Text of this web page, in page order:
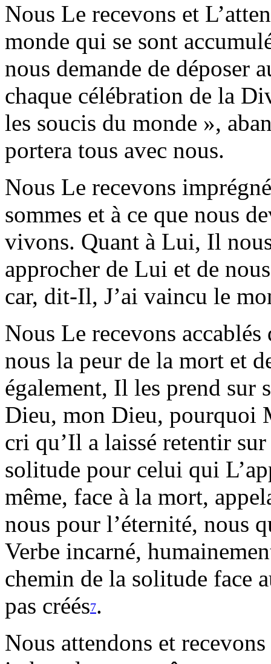
Nous Le recevons et
monde qui se sont
nous demande de déposer
chaque célébration de la
les soucis du monde »,
portera tous avec nous.
Nous Le recevons
sommes et à ce que nous
vivons. Quant à Lui, Il
approcher de Lui et de
car, dit-Il, J’ai vaincu le
Nous Le recevons
nous la peur de la mort et
également, Il les prend sur
Dieu, mon Dieu, pourquoi
cri qu’Il a laissé retentir
solitude pour celui qui
même, face à la mort,
nous pour l’éternité, nous
Verbe incarné,
chemin de la solitude face
pas créés7.
Nous attendons et